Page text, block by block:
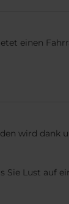
einen
wird dank
Lust auf